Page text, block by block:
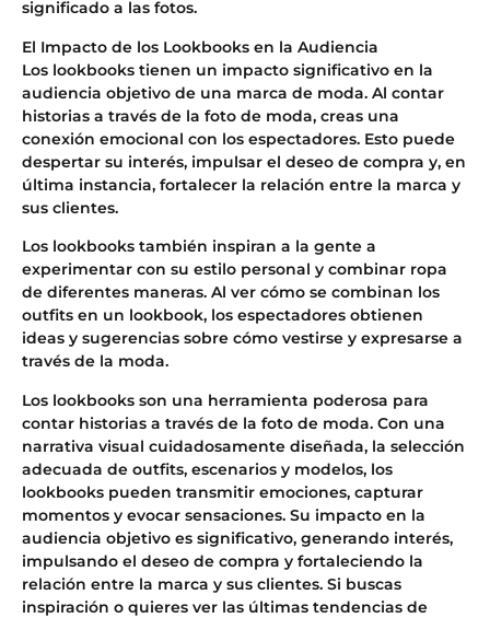
significado a las fotos.
El Impacto de los Lookbooks en la Audiencia
Los lookbooks tienen un impacto significativo en la
audiencia objetivo de una marca de moda. Al contar
historias a través de la foto de moda, creas una
conexión emocional con los espectadores. Esto puede
despertar su interés, impulsar el deseo de compra y, en
última instancia, fortalecer la relación entre la marca y
sus clientes.
Los lookbooks también inspiran a la gente a
experimentar con su estilo personal y combinar ropa
de diferentes maneras. Al ver cómo se combinan los
outfits en un lookbook, los espectadores obtienen
ideas y sugerencias sobre cómo vestirse y expresarse a
través de la moda.
Los lookbooks son una herramienta poderosa para
contar historias a través de la foto de moda. Con una
narrativa visual cuidadosamente diseñada, la selección
adecuada de outfits, escenarios y modelos, los
lookbooks pueden transmitir emociones, capturar
momentos y evocar sensaciones. Su impacto en la
audiencia objetivo es significativo, generando interés,
impulsando el deseo de compra y fortaleciendo la
relación entre la marca y sus clientes. Si buscas
inspiración o quieres ver las últimas tendencias de